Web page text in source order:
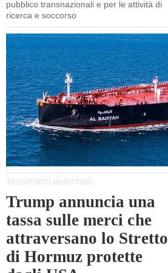
pubblico transnazionali e per le attività di
ricerca e soccorso
TRASPORTO MARITTIMO
Trump annuncia una
tassa sulle merci che
attraversano lo Stretto
di Hormuz protette